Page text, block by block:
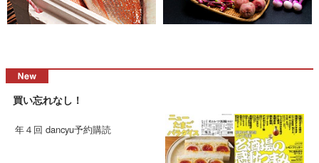
買い忘れなし！
年４回 dancyu予約購読